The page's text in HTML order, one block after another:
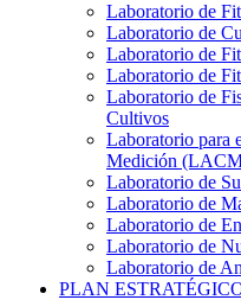
Laboratorio de
Laboratorio de
Laboratorio de
Laboratorio de
Laboratorio de
Cultivos
Laboratorio para
Medición
Laboratorio de
Laboratorio de
Laboratorio de
Laboratorio de
Laboratorio de
PLAN